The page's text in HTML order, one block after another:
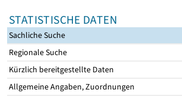
STATISTISCHE DATEN
Sachliche Suche
Regionale Suche
Kürzlich bereitgestellte Daten
Allgemeine Angaben, Zuordnungen